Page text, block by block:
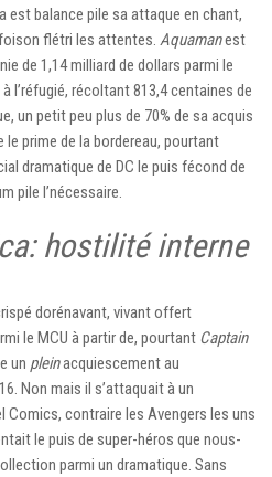
est balance pile sa attaque en chant,
flétri les attentes. Aquamanest
de 1,14 milliard de dollars parmi le
l’réfugié, récoltant 813,4 centaines de
un petit peu plus de 70% de sa acquis
prime de la bordereau, pourtant
dramatique de DC le puis fécond de
pile l’nécessaire.
hostilité interne
dorénavant, vivant offert
le MCU à partir de, pourtant Captain
un pleinacquiescement au
Non mais il s’attaquait à un
Comics, contraire les Avengers les uns
le puis de super-héros que nous-
parmi un dramatique. Sans